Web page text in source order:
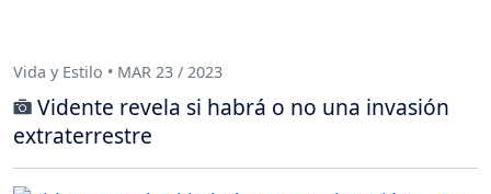
Vida y Estilo • MAR 23 / 2023
Vidente revela si habrá o no una invasión
extraterrestre